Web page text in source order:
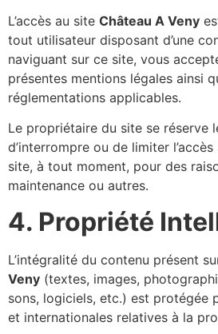
L’accès au site Château A Veny
tout utilisateur disposant d’une
naviguant sur ce site, vous
présentes mentions légales ainsi
réglementations applicables.
Le propriétaire du site se réserve
d’interrompre ou de limiter
site, à tout moment, pour des
maintenance ou autres.
4. Propriété
L’intégralité du contenu présent
Veny (textes, images,
sons, logiciels, etc.) est protégée
et internationales relatives à la